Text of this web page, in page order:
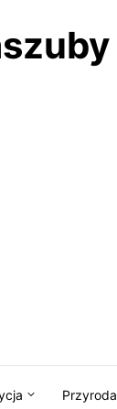
Przyroda